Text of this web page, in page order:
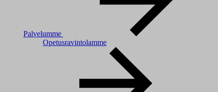
Palvelumme
Opetusravintolamme